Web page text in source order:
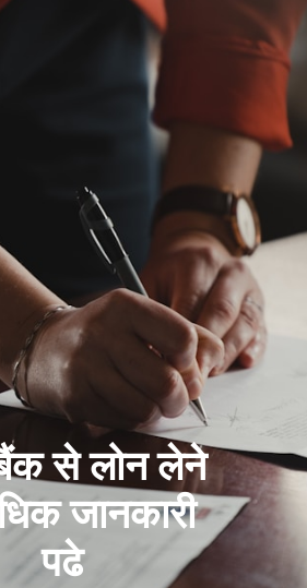
से लोन लेने
जानकारी
पढे